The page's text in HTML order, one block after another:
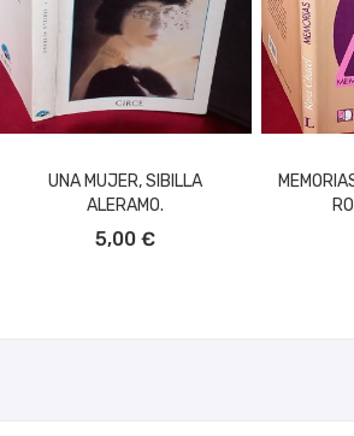
UNA MUJER, SIBILLA
ALERAMO.
5,00 €